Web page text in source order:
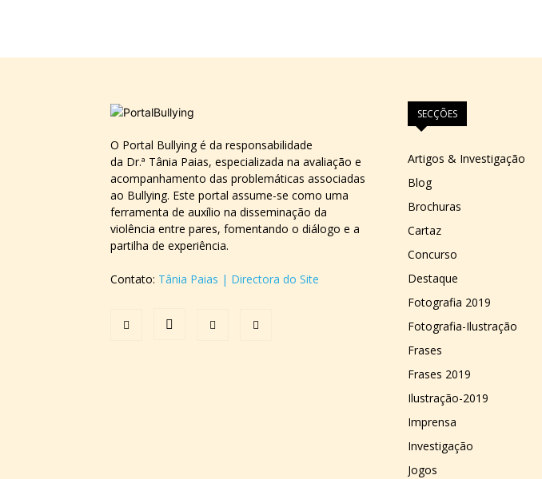
O Portal Bullying é da responsabilidade
da Dr.ª Tânia Paias, especializada na avaliação e
acompanhamento das problemáticas associadas
ao Bullying. Este portal assume-se como uma
ferramenta de auxílio na disseminação da
violência entre pares, fomentando o diálogo e a
partilha de experiência.
Contato: Tânia Paias | Directora do Site
SECÇÕES
Artigos & Investigação
Blog
Brochuras
Cartaz
Concurso
Destaque
Fotografia 2019
Fotografia-Ilustração
Frases
Frases 2019
Ilustração-2019
Imprensa
Investigação
Jogos